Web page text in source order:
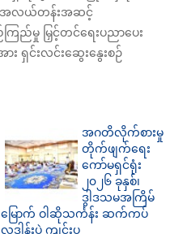
က အလယ်တန်းအဆင့်
ြည်မှု မြှင့်တင်ရေးပညာပေး
ား ရှင်းလင်းဆွေးနွေးစဉ်
အဂတိလိုက်စားမှု
တိုက်ဖျက်ရေး
ကော်မရှင်ရုံး
၂၀၂၆ ခုနှစ်၊
ဒွါဒသမအကြိမ်
မြောက် ဝါဆိုသင်္ကန်း ဆက်ကပ်
လှူဒါန်းပွဲ ကျင်းပ